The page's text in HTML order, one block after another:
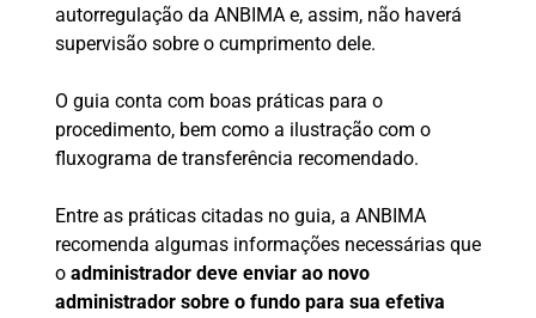
autorregulação da ANBIMA e, assim, não haverá
supervisão sobre o cumprimento dele.
O guia conta com boas práticas para o
procedimento, bem como a ilustração com o
fluxograma de transferência recomendado.
Entre as práticas citadas no guia, a ANBIMA
recomenda algumas informações necessárias que
o administrador deve enviar ao novo
administrador sobre o fundo para sua efetiva